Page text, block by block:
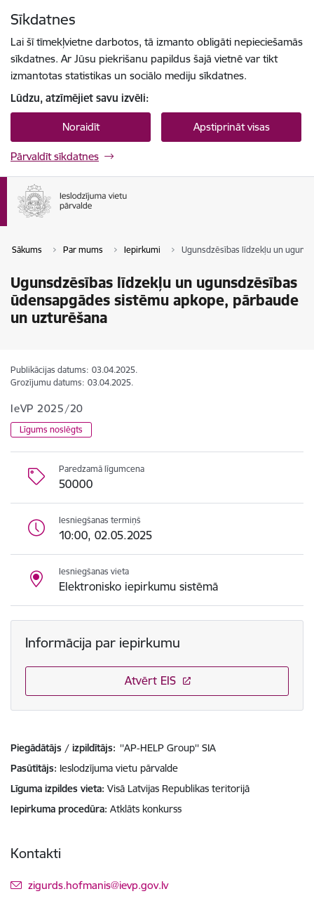
Sīkdatnes
Lai šī tīmekļvietne darbotos, tā izmanto obligāti nepieciešamās
sīkdatnes. Ar Jūsu piekrišanu papildus šajā vietnē var tikt
izmantotas statistikas un sociālo mediju sīkdatnes.
Lūdzu, atzīmējiet savu izvēli:
Noraidīt Apstiprināt visas
Pārvaldīt sīkdatnes
Sākums Par mums Iepirkumi Ugunsdzēsības līdzekļu un
Ugunsdzēsības līdzekļu un ugunsdzēsības
ūdensapgādes sistēmu apkope, pārbaude
un uzturēšana
Publikācijas datums: 03.04.2025.
Grozījumu datums: 03.04.2025.
IeVP 2025/20
Līgums noslēgts
Paredzamā līgumcena
50000
Iesniegšanas termiņš
10:00, 02.05.2025
Iesniegšanas vieta
Elektronisko iepirkumu sistēmā
Informācija par iepirkumu
Atvērt EIS
Piegādātājs / izpildītājs: ''AP-HELP Group'' SIA
Pasūtītājs Ieslodzījuma vietu pārvalde
Līguma izpildes vieta Visā Latvijas Republikas teritorijā
Iepirkuma procedūra Atklāts konkurss
Kontakti
E-pasts:
zigurds.hofmanis@ievp.gov.lv